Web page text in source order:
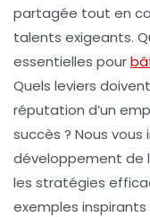
partagée tout en
talents exigeants.
essentielles pour
Quels leviers
réputation d’un
succès ? Nous vous
développement de
les stratégies
exemples